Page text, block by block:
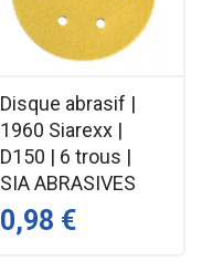
Disque abrasif |
1960 Siarexx |
D150 | 6 trous |
SIA ABRASIVES
0,98 €